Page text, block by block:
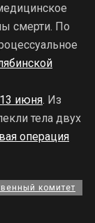
смерти. По
июня. Из
тела двух
операция
комитет